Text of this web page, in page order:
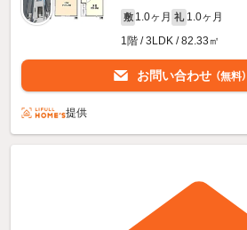
敷 1.0ヶ月 礼 1.0ヶ月
1階 / 3LDK / 82.33㎡
お問い合わせ （無料）
提供